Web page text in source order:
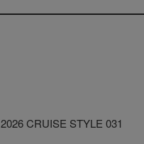
2026 CRUISE STYLE 031